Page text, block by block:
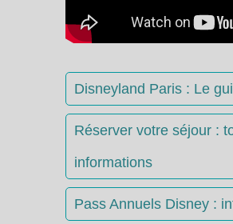
Disneyland Paris : Le
Réserver votre séjour :
informations
Pass Annuels Disney :